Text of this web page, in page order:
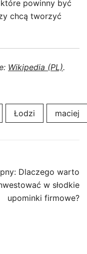
powinny być
chcą tworzyć
Wikipedia (PL).
Łodzi maciej
Dlaczego warto
w słodkie
upominki firmowe?